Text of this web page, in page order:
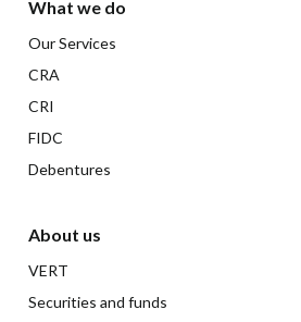
What we do
Our Services
CRA
CRI
FIDC
Debentures
About us
VERT
Securities and funds